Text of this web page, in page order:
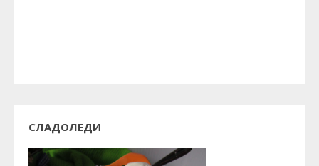
СЛАДОЛЕДИ